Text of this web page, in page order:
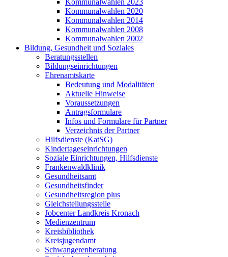
Kommunalwahlen 2023
Kommunalwahlen 2020
Kommunalwahlen 2014
Kommunalwahlen 2008
Kommunalwahlen 2002
Bildung, Gesundheit und Soziales
Beratungsstellen
Bildungseinrichtungen
Ehrenamtskarte
Bedeutung und Modalitäten
Aktuelle Hinweise
Voraussetzungen
Antragsformulare
Infos und Formulare für Partner
Verzeichnis der Partner
Hilfsdienste (KatSG)
Kindertageseinrichtungen
Soziale Einrichtungen, Hilfsdienste
Frankenwaldklinik
Gesundheitsamt
Gesundheitsfinder
Gesundheitsregion plus
Gleichstellungsstelle
Jobcenter Landkreis Kronach
Medienzentrum
Kreisbibliothek
Kreisjugendamt
Schwangerenberatung